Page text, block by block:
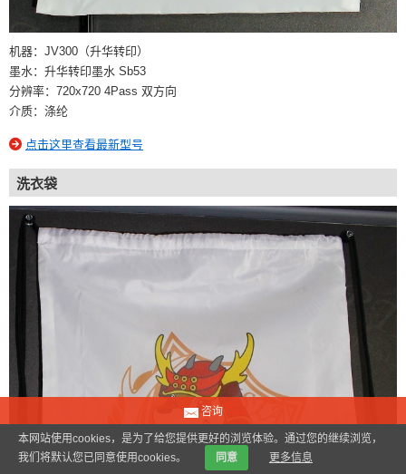
机器：JV300（升华转印）
墨水：升华转印墨水 Sb53
分辨率：720x720 4Pass 双方向
介质：涤纶
点击这里查看最新型号
洗衣袋
咨询
本网站使用cookies，是为了给您提供更好的浏览体验。通过您的继续浏览，
我们将默认您已同意使用cookies。
同意 更多信息